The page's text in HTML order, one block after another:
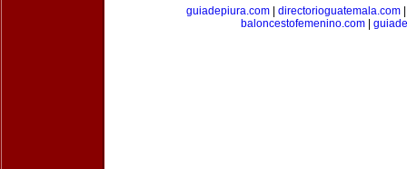
guiadepiura.com
directorioguatemala.com
baloncestofemenino.com